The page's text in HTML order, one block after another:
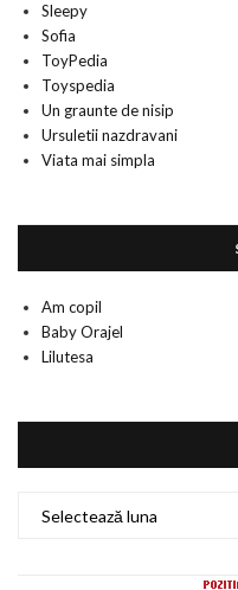
Sleepy
Sofia
ToyPedia
Toyspedia
Un graunte de nisip
Ursuletii nazdravani
Viata mai simpla
Am copil
Baby Orajel
Lilutesa